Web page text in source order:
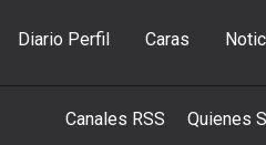
Diario Perfil Caras
Canales RSS Quienes